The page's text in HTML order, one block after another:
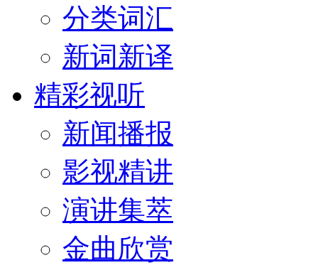
分类词汇
新词新译
精彩视听
新闻播报
影视精讲
演讲集萃
金曲欣赏